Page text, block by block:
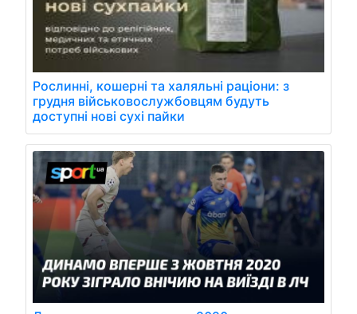
Рослинні, кошерні та халяльні раціони: з
грудня військовослужбовцям будуть
доступні нові сухі пайки